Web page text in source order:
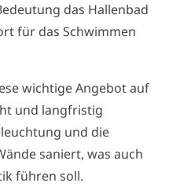
das Hallenbad
für das Schwimmen
wichtige Angebot auf
und langfristig
und die
saniert, was auch
führen soll.